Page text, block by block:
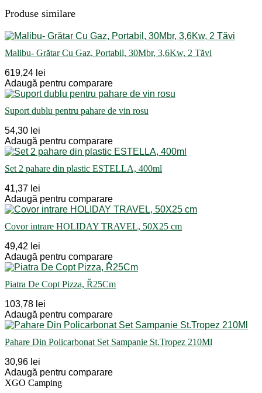
Produse similare
Malibu- Grătar Cu Gaz, Portabil, 30Mbr, 3,6Kw, 2 Tăvi
619,24 lei
Adaugă pentru comparare
Suport dublu pentru pahare de vin rosu
54,30 lei
Adaugă pentru comparare
Set 2 pahare din plastic ESTELLA, 400ml
41,37 lei
Adaugă pentru comparare
Covor intrare HOLIDAY TRAVEL, 50X25 cm
49,42 lei
Adaugă pentru comparare
Piatra De Copt Pizza, Ř25Cm
103,78 lei
Adaugă pentru comparare
Pahare Din Policarbonat Set Sampanie St.Tropez 210Ml
30,96 lei
Adaugă pentru comparare
XGO Camping